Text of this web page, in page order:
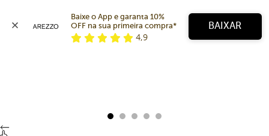
Baixe o App e garanta 10%
OFF na sua primeira compra*
4,9
BAIXAR